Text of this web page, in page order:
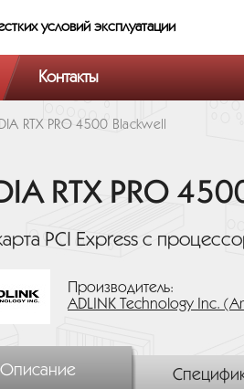
условий эксплуатации
Контакты
RTX PRO 4500 Blackwell
RTX PRO
PCI Express с
Производитель:
ADLINK Technology Inc.
Описание